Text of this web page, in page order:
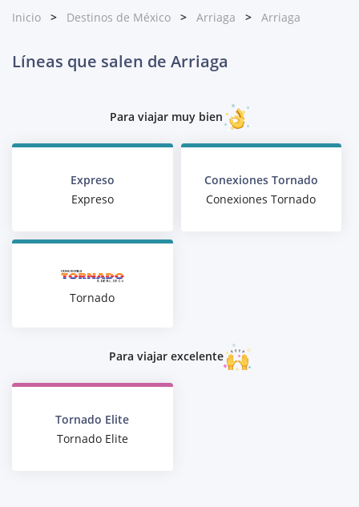
Inicio Destinos de México Arriaga Arriaga
Líneas que salen de Arriaga
Para viajar muy bien
Expreso
Expreso
Conexiones Tornado
Conexiones Tornado
Tornado
Para viajar excelente
Tornado Elite
Tornado Elite